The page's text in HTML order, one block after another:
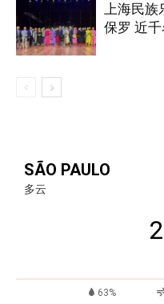
上海民族
保罗 近
SÃO PAULO
多云
63%